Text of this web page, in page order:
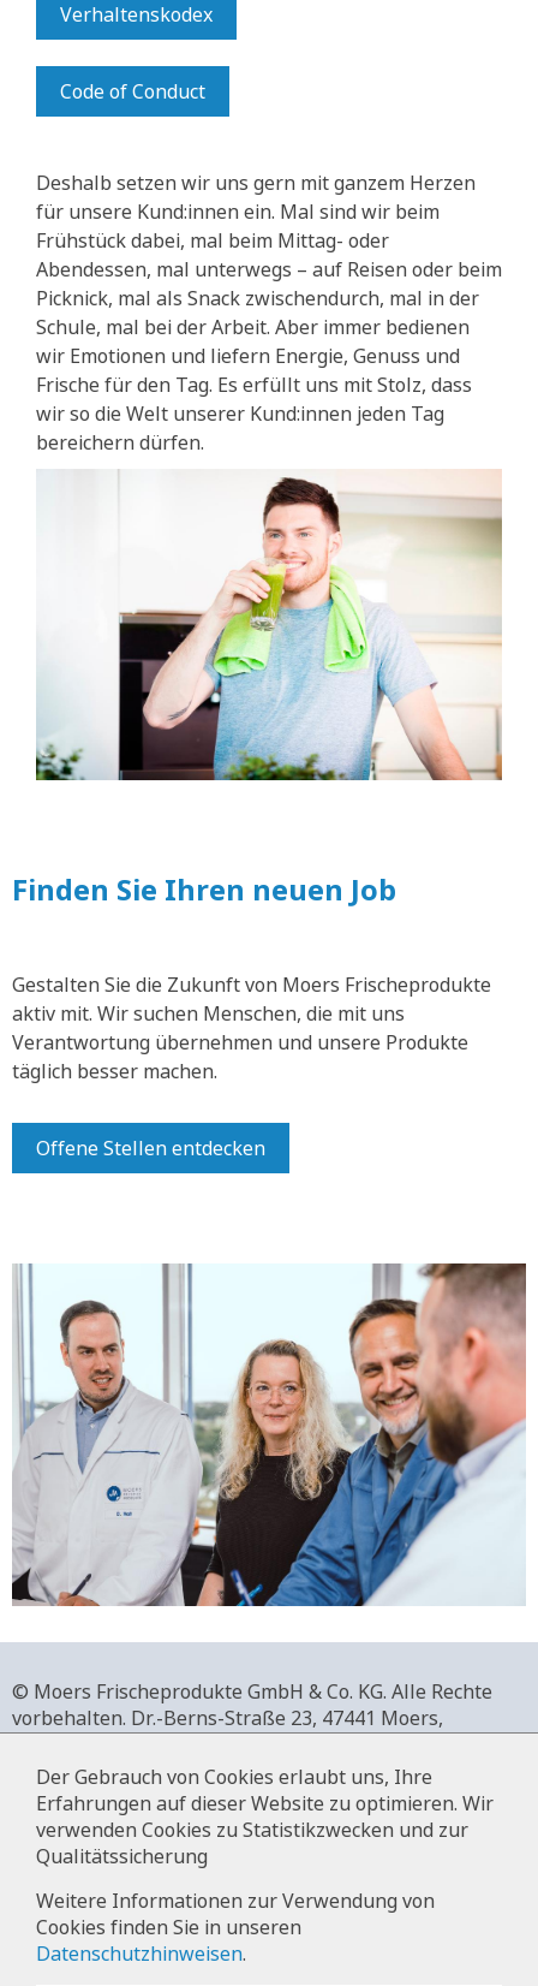
Verhaltenskodex
Code of Conduct
Deshalb setzen wir uns gern mit ganzem Herzen
für unsere Kund:innen ein. Mal sind wir beim
Frühstück dabei, mal beim Mittag- oder
Abendessen, mal unterwegs – auf Reisen oder beim
Picknick, mal als Snack zwischendurch, mal in der
Schule, mal bei der Arbeit. Aber immer bedienen
wir Emotionen und liefern Energie, Genuss und
Frische für den Tag. Es erfüllt uns mit Stolz, dass
wir so die Welt unserer Kund:innen jeden Tag
bereichern dürfen.
Finden Sie Ihren neuen Job
Gestalten Sie die Zukunft von Moers Frischeprodukte
aktiv mit. Wir suchen Menschen, die mit uns
Verantwortung übernehmen und unsere Produkte
täglich besser machen.
Offene Stellen entdecken
© Moers Frischeprodukte GmbH & Co. KG. Alle Rechte
vorbehalten. Dr.-Berns-Straße 23, 47441 Moers,
+49 2841 911-0,www.moers-frischeprodukte.de
Impressum
Datenschutz
Der Gebrauch von Cookies erlaubt uns, Ihre
Erfahrungen auf dieser Website zu optimieren. Wir
verwenden Cookies zu Statistikzwecken und zur
Qualitätssicherung
Weitere Informationen zur Verwendung von
Cookies finden Sie in unseren
Datenschutzhinweisen.